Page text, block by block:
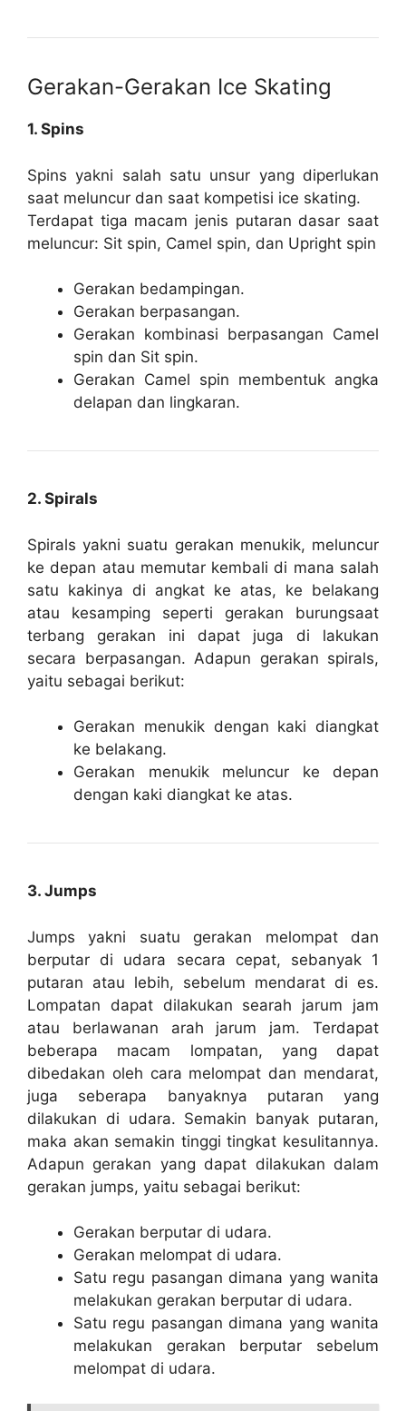
Gerakan-Gerakan Ice Skating
1. Spins
Spins yakni salah satu unsur yang diperlukan
saat meluncur dan saat kompetisi ice skating.
Terdapat tiga macam jenis putaran dasar saat
meluncur: Sit spin, Camel spin, dan Upright spin
Gerakan bedampingan.
Gerakan berpasangan.
Gerakan kombinasi berpasangan Camel
spin dan Sit spin.
Gerakan Camel spin membentuk angka
delapan dan lingkaran.
2. Spirals
Spirals yakni suatu gerakan menukik, meluncur
ke depan atau memutar kembali di mana salah
satu kakinya di angkat ke atas, ke belakang
atau kesamping seperti gerakan burungsaat
terbang gerakan ini dapat juga di lakukan
secara berpasangan. Adapun gerakan spirals,
yaitu sebagai berikut:
Gerakan menukik dengan kaki diangkat
ke belakang.
Gerakan menukik meluncur ke depan
dengan kaki diangkat ke atas.
3. Jumps
Jumps yakni suatu gerakan melompat dan
berputar di udara secara cepat, sebanyak 1
putaran atau lebih, sebelum mendarat di es.
Lompatan dapat dilakukan searah jarum jam
atau berlawanan arah jarum jam. Terdapat
beberapa macam lompatan, yang dapat
dibedakan oleh cara melompat dan mendarat,
juga seberapa banyaknya putaran yang
dilakukan di udara. Semakin banyak putaran,
maka akan semakin tinggi tingkat kesulitannya.
Adapun gerakan yang dapat dilakukan dalam
gerakan jumps, yaitu sebagai berikut:
Gerakan berputar di udara.
Gerakan melompat di udara.
Satu regu pasangan dimana yang wanita
melakukan gerakan berputar di udara.
Satu regu pasangan dimana yang wanita
melakukan gerakan berputar sebelum
melompat di udara.